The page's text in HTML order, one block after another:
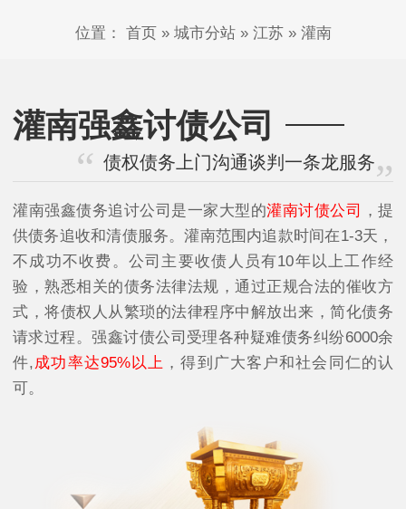
位置： 首页» 城市分站» 江苏» 灌南
灌南强鑫讨债公司
债权债务上门沟通谈判一条龙服务
灌南强鑫债务追讨公司是一家大型的灌南讨债公司
，提
供债务追收和清债服务。灌南范围内追款时间在1-3天，
不成功不收费。公司主要收债人员有10年以上工作经
验，熟悉相关的债务法律法规，通过正规合法的催收方
式，将债权人从繁琐的法律程序中解放出来，简化债务
请求过程。强鑫讨债公司受理各种疑难债务纠纷6000余
件, 成功率达95%以上 ，得到广大客户和社会同仁的认
可。